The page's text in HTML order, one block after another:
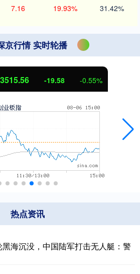
7.16 19.93% 31.42%
京行情 实时轮播
3515.56 -19.58 -0.55%
热点资讯
海沉没，中国陆军打击无人艇：警